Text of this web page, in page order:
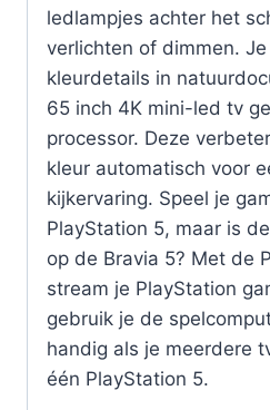
ledlampjes achter het
verlichten of dimmen.
kleurdetails in
65 inch 4K mini-led tv
processor. Deze
kleur automatisch voor
kijkervaring. Speel je
PlayStation 5, maar is
op de Bravia 5? Met de
stream je PlayStation
gebruik je de
handig als je meerdere
één PlayStation 5.